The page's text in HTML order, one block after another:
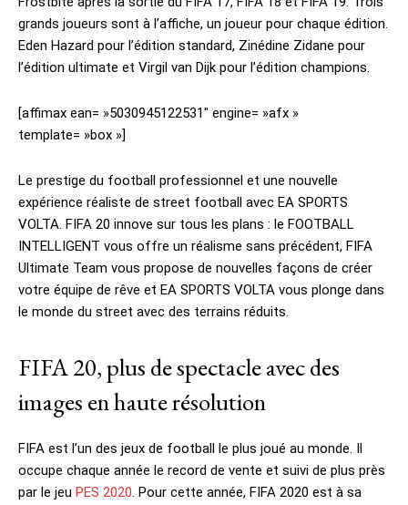
grands joueurs sont à l’affiche, un joueur pour chaque édition.
Eden Hazard pour l’édition standard, Zinédine Zidane pour
l’édition ultimate et Virgil van Dijk pour l’édition champions.
[affimax ean= »5030945122531″ engine= »afx »
template= »box »]
Le prestige du football professionnel et une nouvelle
expérience réaliste de street football avec EA SPORTS
VOLTA. FIFA 20 innove sur tous les plans : le FOOTBALL
INTELLIGENT vous offre un réalisme sans précédent, FIFA
Ultimate Team vous propose de nouvelles façons de créer
votre équipe de rêve et EA SPORTS VOLTA vous plonge dans
le monde du street avec des terrains réduits.
FIFA 20, plus de spectacle avec des
images en haute résolution
FIFA est l’un des jeux de football le plus joué au monde. Il
occupe chaque année le record de vente et suivi de plus près
par le jeu PES 2020. Pour cette année, FIFA 2020 est à sa